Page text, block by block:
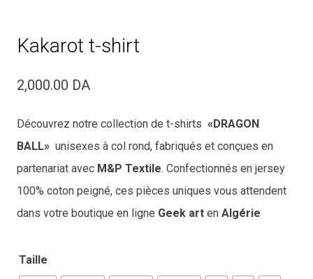
Kakarot t-shirt
2,000.00 DA
Découvrez notre collection de t-shirts «DRAGON
BALL» unisexes à col rond, fabriqués et conçues en
partenariat avec M&P Textile. Confectionnés en jersey
100% coton peigné, ces pièces uniques vous attendent
dans votre boutique en ligne Geek art en Algérie
Taille